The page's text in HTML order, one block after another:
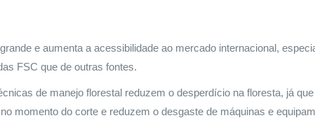
e aumenta a acessibilidade ao mercado internacional,
FSC que de outras fontes.
de manejo florestal reduzem o desperdício na floresta, já
momento do corte e reduzem o desgaste de máquinas e